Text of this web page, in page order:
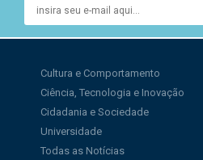
Cultura e Comportamento
Ciência, Tecnologia e Inovação
Cidadania e Sociedade
Universidade
Todas as Notícias